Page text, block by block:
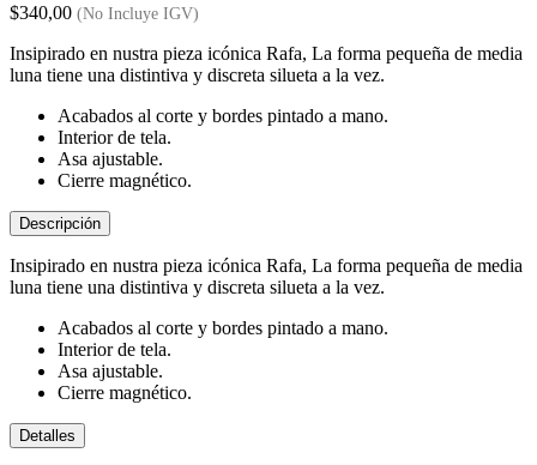
$340,00 (No Incluye IGV)
Insipirado en nustra pieza icónica Rafa, La forma pequeña de media
luna tiene una distintiva y discreta silueta a la vez.
Acabados al corte y bordes pintado a mano.
Interior de tela.
Asa ajustable.
Cierre magnético.
Descripción
Insipirado en nustra pieza icónica Rafa, La forma pequeña de media
luna tiene una distintiva y discreta silueta a la vez.
Acabados al corte y bordes pintado a mano.
Interior de tela.
Asa ajustable.
Cierre magnético.
Detalles